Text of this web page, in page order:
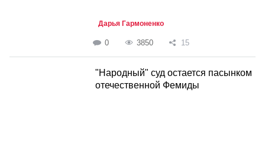
Дарья Гармоненко
0 3850 15
"Народный" суд остается пасынком
отечественной Фемиды